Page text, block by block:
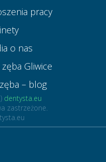
pracy
o nas
zęba Gliwice
– blog
dentysta.eu
zastrzeżone.